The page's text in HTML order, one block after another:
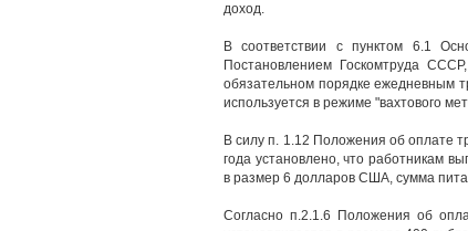
доход.
В соответствии с пунктом 6.1
Постановлением Госкомтруда
обязательном порядке ежедневным
используется в режиме "вахтового
В силу п. 1.12 Положения об оплате
года установлено, что работникам
в размер 6 долларов США, сумма
Согласно п.2.1.6 Положения об